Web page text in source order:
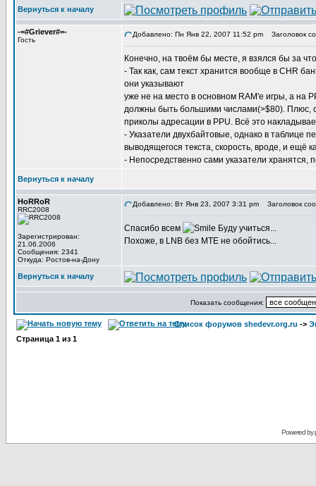
Вернуться к началу
-=#Griever#=-
Гость
Добавлено: Пн Янв 22, 2007 11:52 pm Заголовок
Конечно, на твоём бы месте, я взялся бы за
- Так как, сам текст хранится вообще в CHR
они указывают
уже не на место в основном RAM'е игры, а на
должны быть большими числами(>$80). Плюс,
приколы адресации в PPU. Всё это
- Указатели двухбайтовые, однако в таблице
выводящегося текста, скорость, вроде, и ещё
- Непосредственно сами указатели хранятся,
Вернуться к началу
HoRRoR
RRC2008
Зарегистрирован:
21.06.2006
Сообщения: 2341
Откуда: Ростов-на-Дону
Добавлено: Вт Янв 23, 2007 3:31 pm Заголовок
Спасибо всем
Буду учиться...
Похоже, в LNB без MTE не обойтись...
Вернуться к началу
Показать сообщения:
Список форумов shedevr.org.ru ->
Страница 1 из 1
Powered by